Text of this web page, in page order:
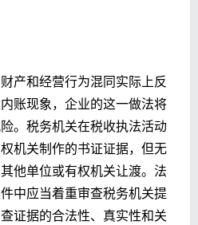
产和经营行为混同实际上反
账现象，企业的这一做法将
。税务机关在税收执法活动
机关制作的书证证据，但无
他单位或有权机关让渡。法
中应当着重审查税务机关提
证据的合法性、真实性和关